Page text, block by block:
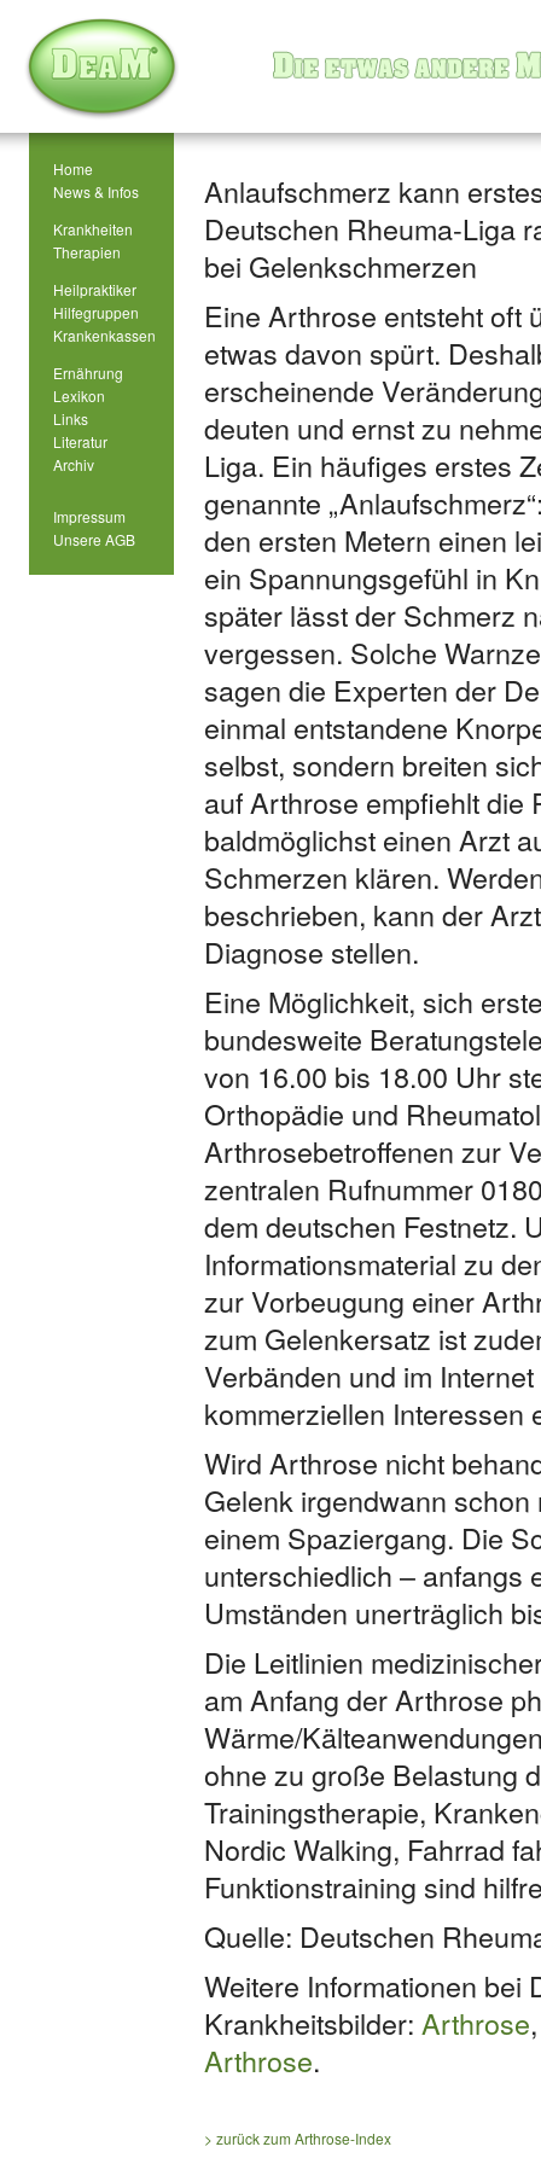
Home
News & Infos
Krankheiten
Therapien
Heilpraktiker
Hilfegruppen
Krankenkassen
Ernährung
Lexikon
Links
Literatur
Archiv
Impressum
Unsere AGB
Anlaufschmerz kann
Deutschen Rheuma-Liga
bei Gelenkschmerzen
Eine Arthrose entsteht oft
etwas davon spürt.
erscheinende
deuten und ernst zu
Liga. Ein häufiges erstes
genannte
den ersten Metern einen
ein Spannungsgefühl in
später lässt der Schmerz
vergessen. Solche
sagen die Experten der
einmal entstandene
selbst, sondern breiten
auf Arthrose empfiehlt die
baldmöglichst einen Arzt
Schmerzen klären.
beschrieben, kann der
Diagnose stellen.
Eine Möglichkeit, sich
bundesweite
von 16.00 bis 18.00 Uhr
Orthopädie und
Arthrosebetroffenen zur
zentralen Rufnummer
dem deutschen Festnetz.
Informationsmaterial zu
zur Vorbeugung einer
zum Gelenkersatz ist
Verbänden und im
kommerziellen Interessen
Wird Arthrose nicht
Gelenk irgendwann
einem Spaziergang. Die
unterschiedlich – anfangs
Umständen unerträglich
Die Leitlinien
am Anfang der Arthrose
Wärme/
ohne zu große Belastung
Trainingstherapie,
Nordic Walking, Fahrrad
Funktionstraining sind
Quelle: Deutschen
Weitere Informationen bei
Krankheitsbilder: Arthrose
Arthrose.
> zurück zum Arthrose-Index